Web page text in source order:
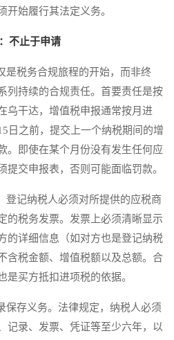
开始履行其法定义务。
不止于申请
税务合规旅程的开始，而非终
列持续的合规责任。首要责任是按
乌干达，增值税申报通常按月进
日之前，提交上一个纳税期间的增
。即使在某个月份没有发生任何应
提交申报表，否则可能面临罚款。
记纳税人必须对所提供的应税商
的税务发票。发票上必须清晰显示
的详细信息（如对方也是登记纳税
含税金额、增值税额以及总额。合
是买方抵扣进项税的依据。
存义务。法律规定，纳税人必须
记录、发票、凭证等至少六年，以